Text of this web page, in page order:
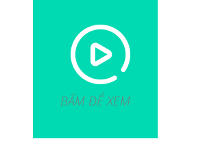
BẤM ĐỂ XEM